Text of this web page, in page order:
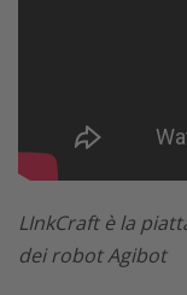
LInkCraft è la
dei robot Agibot